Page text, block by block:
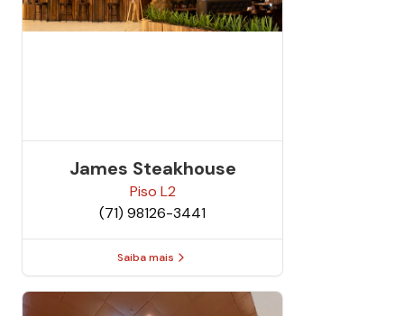
James Steakhouse
Piso L2
(71) 98126-3441
Saiba mais